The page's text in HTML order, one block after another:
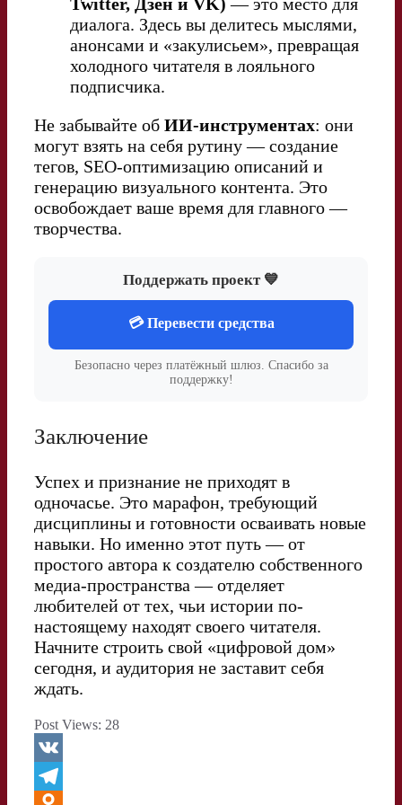
диалога. Здесь вы делитесь мыслями,
анонсами и «закулисьем», превращая
холодного читателя в лояльного
подписчика.
Не забывайте об ИИ-инструментах: они
могут взять на себя рутину — создание
тегов, SEO-оптимизацию описаний и
генерацию визуального контента. Это
освобождает ваше время для главного —
творчества.
Поддержать проект 💙
💳 Перевести средства
Безопасно через платёжный шлюз. Спасибо за
поддержку!
Заключение
Успех и признание не приходят в
одночасье. Это марафон, требующий
дисциплины и готовности осваивать новые
навыки. Но именно этот путь — от
простого автора к создателю собственного
медиа-пространства — отделяет
любителей от тех, чьи истории по-
настоящему находят своего читателя.
Начните строить свой «цифровой дом»
сегодня, и аудитория не заставит себя
ждать.
Post Views: 28
V